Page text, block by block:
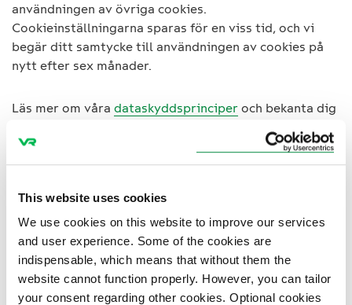
This website uses cookies
We use cookies on this website to improve our services
and user experience. Some of the cookies are
indispensable, which means that without them the
website cannot function properly. However, you can tailor
your consent regarding other cookies. Optional cookies
användningen av övriga cookies.
Cookieinställningarna sparas för en viss tid, och vi
begär ditt samtycke till användningen av cookies på
nytt efter sex månader.
Läs mer om våra dataskyddsprinciper och bekanta dig
Nödvändiga funktionella cookies
Vissa cookies är nödvändiga vad gäller funktionen,
säkerheten och användarvänligheten av vår
webbtjänst. Sådana cookies har bland annat att göra
med typsnitt, språkval och skalning efter skärmen.